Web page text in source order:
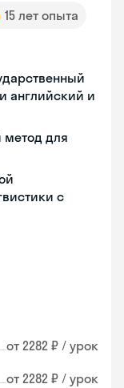
15 лет опыта
английский и
метод для
с
от 2282 ₽ / урок
от 2282 ₽ / урок